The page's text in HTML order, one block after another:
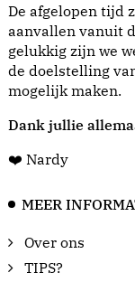
De afgelopen tijd
aanvallen vanuit
gelukkig zijn we
de doelstelling
mogelijk maken.
Dank jullie
❤️ Nardy
MEER
Over ons
TIPS?